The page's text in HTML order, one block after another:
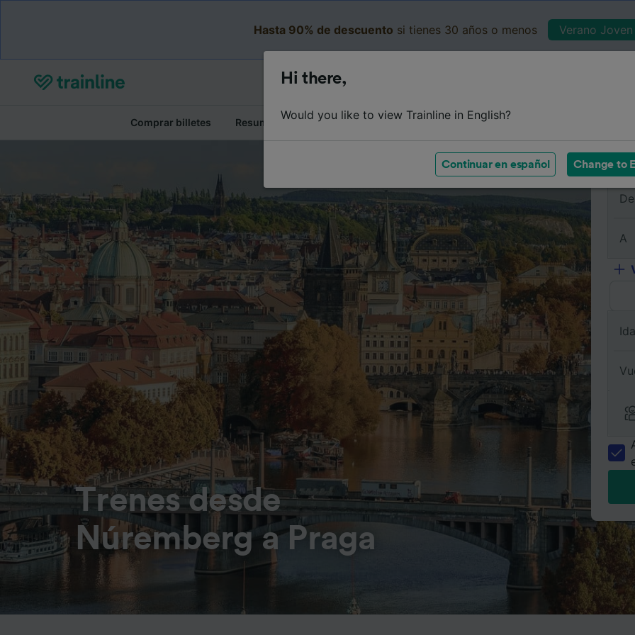
Hasta 90% de descuento si tienes 30 años o menos Verano
Comprar billetes Resumen del viaje Horarios Clases Servicios a bordo
Trenes desde
Núremberg a Praga
De
A
Ida
Hi there,
Would you like to view Trainline in English?
Continuar en español Change to